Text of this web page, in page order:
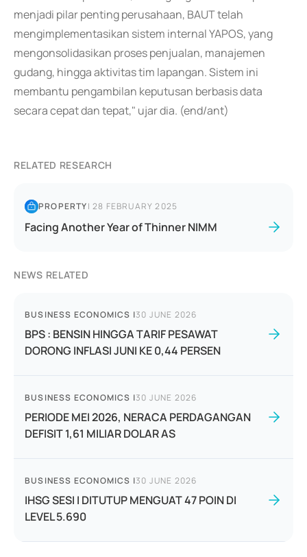
menjadi pilar penting perusahaan, BAUT telah
mengimplementasikan sistem internal YAPOS, yang
mengonsolidasikan proses penjualan, manajemen
gudang, hingga aktivitas tim lapangan. Sistem ini
membantu pengambilan keputusan berbasis data
secara cepat dan tepat," ujar dia. (end/ant)
RELATED RESEARCH
PROPERTY|28 FEBRUARY 2025
Facing Another Year of Thinner NIMM
NEWS RELATED
BUSINESS ECONOMICS |30 JUNE 2026
BPS : BENSIN HINGGA TARIF PESAWAT
DORONG INFLASI JUNI KE 0,44 PERSEN
BUSINESS ECONOMICS |30 JUNE 2026
PERIODE MEI 2026, NERACA PERDAGANGAN
DEFISIT 1,61 MILIAR DOLAR AS
BUSINESS ECONOMICS |30 JUNE 2026
IHSG SESI I DITUTUP MENGUAT 47 POIN DI
LEVEL 5.690